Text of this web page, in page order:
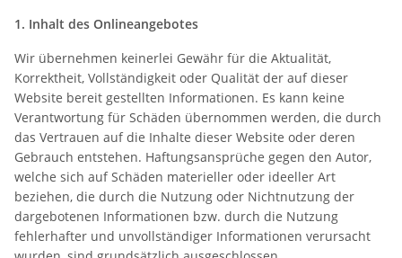
1. Inhalt des Onlineangebotes
Wir übernehmen keinerlei Gewähr für die Aktualität,
Korrektheit, Vollständigkeit oder Qualität der auf dieser
Website bereit gestellten Informationen. Es kann keine
Verantwortung für Schäden übernommen werden, die durch
das Vertrauen auf die Inhalte dieser Website oder deren
Gebrauch entstehen. Haftungsansprüche gegen den Autor,
welche sich auf Schäden materieller oder ideeller Art
beziehen, die durch die Nutzung oder Nichtnutzung der
dargebotenen Informationen bzw. durch die Nutzung
fehlerhafter und unvollständiger Informationen verursacht